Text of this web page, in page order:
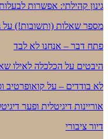
גינון קהילתי: אפשרות
מספר שאלות (ותשובות!) על
פתח דבר – אנחנו לא לבד
היבטים על הכלכלה לאילו
לא בודדים – על קואופרטיב
אוריינות דיגיטלית ופער
דיור ציבורי